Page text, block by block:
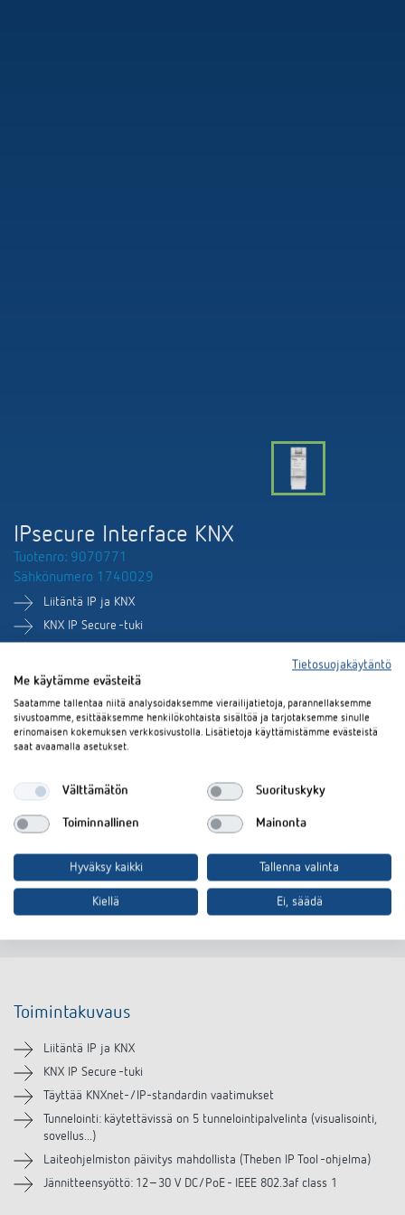
IPsecure Interface KNX
Tuotenro: 9070771
Sähkönumero 1740029
Liitäntä IP ja KNX
KNX IP Secure -tuki
Pyydä lisätietoja nyt
Lataukset
Toimintakuvaus
Liitäntä IP ja KNX
KNX IP Secure -tuki
Täyttää KNXnet-/IP-standardin vaatimukset
Tunnelointi: käytettävissä on 5 tunnelointipalvelinta (visualisointi,
sovellus...)
Laiteohjelmiston päivitys mahdollista (Theben IP Tool -ohjelma)
Jännitteensyöttö: 12–30 V DC/PoE - IEEE 802.3af class 1
Tietosuojakäytäntö
Me käytämme evästeitä
Saatamme tallentaa niitä analysoidaksemme vierailijatietoja, parannellaksemme
sivustoamme, esittääksemme henkilökohtaista sisältöä ja tarjotaksemme sinulle
erinomaisen kokemuksen verkkosivustolla. Lisätietoja käyttämistämme evästeistä
saat avaamalla asetukset.
Välttämätön Suorituskyky
Toiminnallinen Mainonta
Hyväksy kaikki Tallenna valinta
Kiellä Ei, säädä